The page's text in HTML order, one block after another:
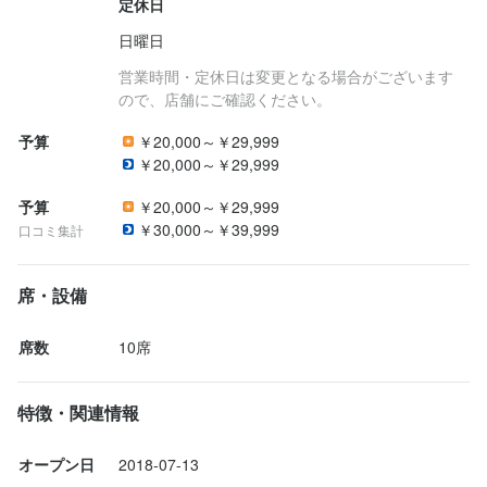
日曜日
営業時間・定休日は変更となる場合がございます
ので、店舗にご確認ください。
予算
￥20,000～￥29,999
￥20,000～￥29,999
予算
口コミ集計
￥20,000～￥29,999
￥30,000～￥39,999
席・設備
席数 10席
特徴・関連情報
オープン日 2018-07-13